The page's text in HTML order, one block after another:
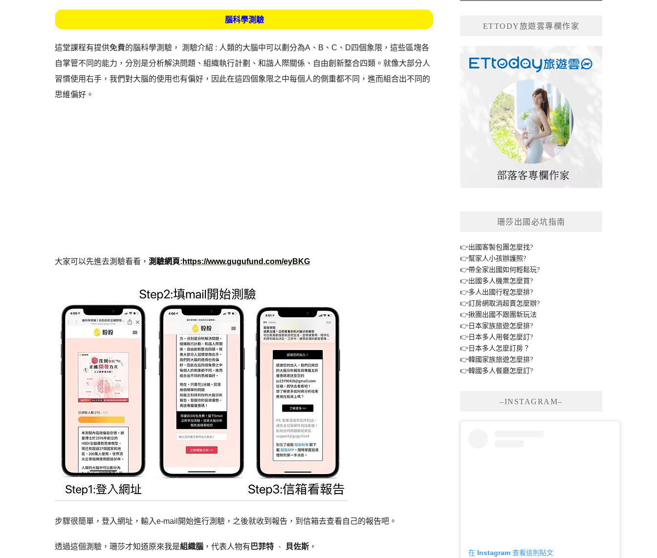
腦科學測驗
這堂課程有提供免費的腦科學測驗， 測驗介紹 : 人類的大腦中可以劃分為A、B、C、D四個象限，這些區塊各
自掌管不同的能力，分別是分析解決問題、組織執行計劃、和諧人際關係、自由創新整合四類。就像大部分人
習慣使用右手，我們對大腦的使用也有偏好，因此在這四個象限之中每個人的側重都不同，進而組合出不同的
思維偏好。
大家可以先進去測驗看看， 測驗網頁: https://www.gugufund.com/eyBKG
步驟很簡單，登入網址，輸入e-mail開始進行測驗，之後就收到報告，到信箱去查看自己的報告吧。
透過這個測驗，珊莎才知道原來我是組織腦 ，代表人物有 巴菲特 、 貝佐斯 ，
ETTODY旅遊雲專欄作家
珊莎出國必坑指南
👉出國客製包團怎麼找?
👉幫家人小孩辦護照?
👉帶全家出國如何輕鬆玩?
👉出國多人機票怎麼買?
👉多人出國行程怎麼排?
👉訂房網取消超賣怎麼辦?
👉揪團出國不跟團新玩法
👉日本家族旅遊怎麼排?
👉日本多人用餐怎麼訂?
👉日本多人怎麼訂房？
👉韓國家族旅遊怎麼排?
👉韓國多人餐廳怎麼訂?
–INSTAGRAM–
在 Instagram 查看這則貼文